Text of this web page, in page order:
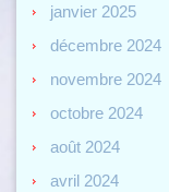
janvier 2025
décembre 2024
novembre 2024
octobre 2024
août 2024
avril 2024